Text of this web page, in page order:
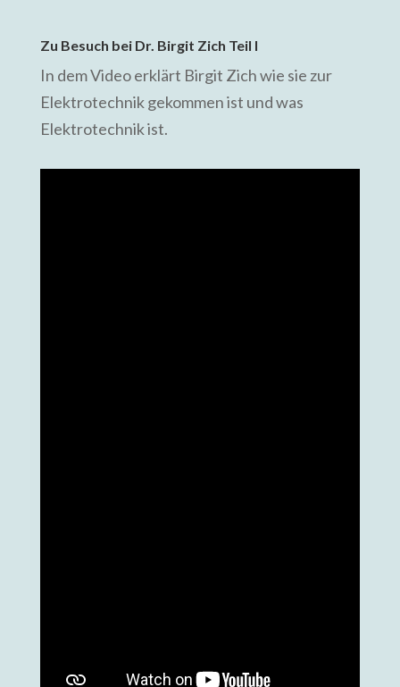
Zu Besuch bei Dr. Birgit Zich Teil I
In dem Video erklärt Birgit Zich wie sie zur
Elektrotechnik gekommen ist und was
Elektrotechnik ist.